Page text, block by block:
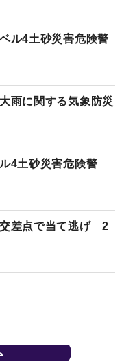
ル4土砂災害危険警
雨に関する気象防災
4土砂災害危険警
差点で当て逃げ 2